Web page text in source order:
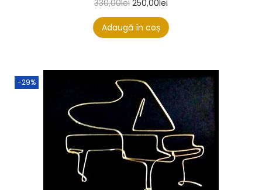
330,00lei 250,00lei
Adaugă în coș
-29%